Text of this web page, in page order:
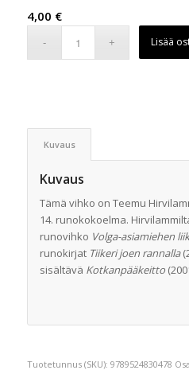
4,00 €
Lisää
Kuvaus
Kuvaus
Tämä vihko on Teemu
14. runokokoelma.
runovihko Volga-asiamiehen
runokirjat Tiikeri joen rannalla
sisältävä Kotkanpääkeitto
Tuotetunnus (SKU): 9789524830478